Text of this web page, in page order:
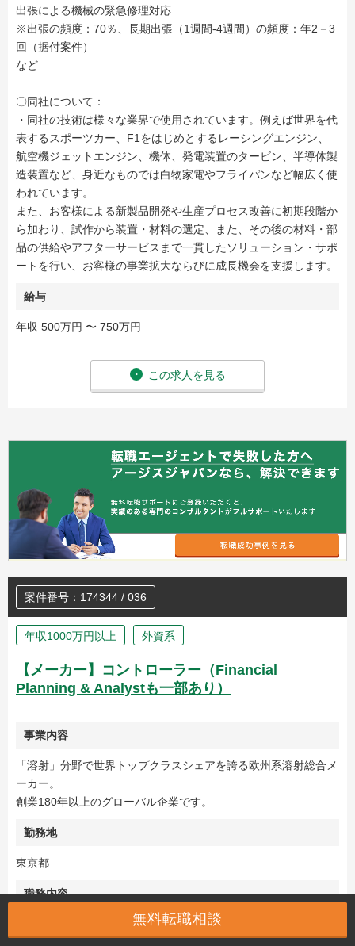
出張による機械の緊急修理対応
※出張の頻度：70％、長期出張（1週間‐4週間）の頻度：年2－3
回（据付案件）
など
〇同社について：
・同社の技術は様々な業界で使用されています。例えば世界を代
表するスポーツカー、F1をはじめとするレーシングエンジン、
航空機ジェットエンジン、機体、発電装置のタービン、半導体製
造装置など、身近なものでは白物家電やフライパンなど幅広く使
われています。
また、お客様による新製品開発や生産プロセス改善に初期段階か
ら加わり、試作から装置・材料の選定、また、その後の材料・部
品の供給やアフターサービスまで一貫したソリューション・サポ
ートを行い、お客様の事業拡大ならびに成長機会を支援します。
給与
年収 500万円 〜 750万円
この求人を見る
案件番号：174344 / 036
年収1000万円以上 外資系
【メーカー】コントローラー（Financial
Planning & Analystも一部あり）
事業内容
「溶射」分野で世界トップクラスシェアを誇る欧州系溶射総合メ
ーカー。
創業180年以上のグローバル企業です。
勤務地
東京都
職務内容
メーカーにて、事業部コントローラー（一部ファイナスプランニ
ング＆アナリスト）の募集です。
無料転職相談